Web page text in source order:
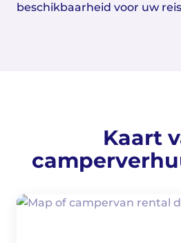
beschikbaarheid voor uw
Kaart